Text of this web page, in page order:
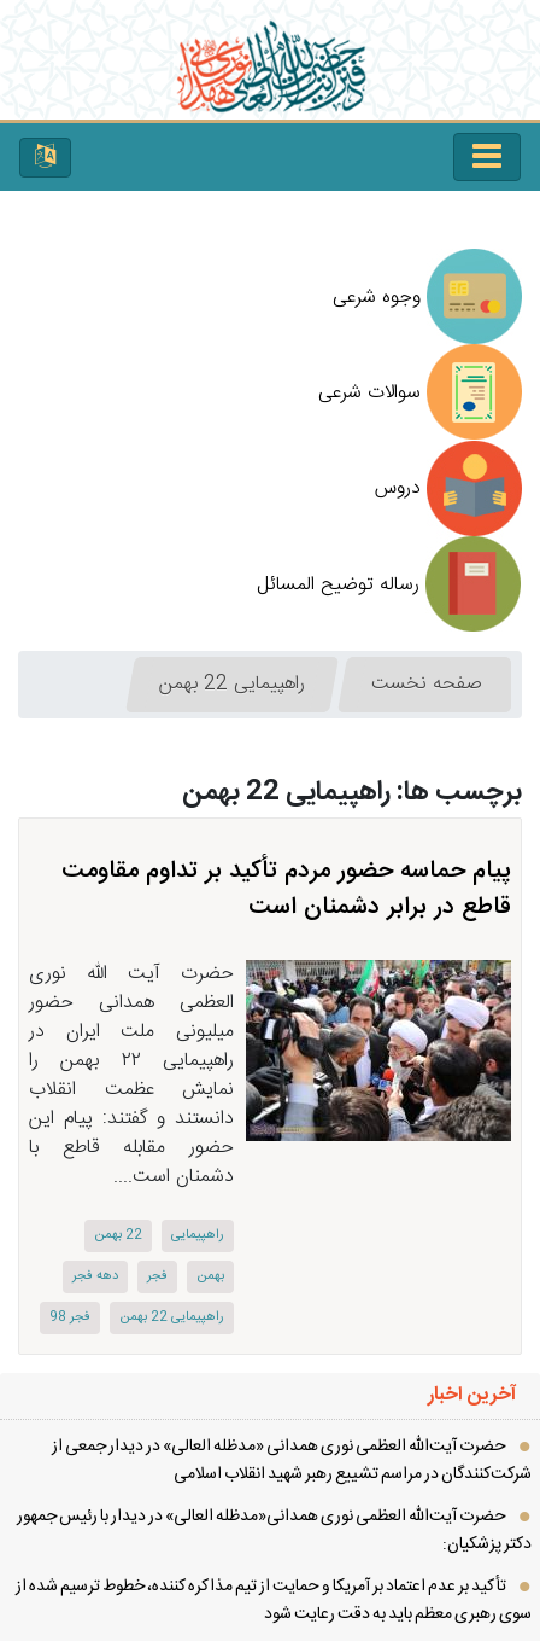
وجوه شرعی
سوالات شرعی
دروس
رساله توضیح المسائل
صفحه نخست راهپیمایی 22 بهمن
برچسب ها: راهپیمایی 22 بهمن
پیام حماسه حضور مردم تأکید بر تداوم مقاومت
قاطع در برابر دشمنان است
حضرت آیت الله نوری
العظمی همدانی حضور
میلیونی ملت ایران در
راهپیمایی ۲۲ بهمن را
نمایش عظمت انقلاب
دانستند و گفتند: پیام این
حضور مقابله قاطع با
دشمنان است....
راهپیمایی
بهمن
فجر
دهه فجر
راهپیمایی 22 بهمن
فجر 98
آخرین اخبار
حضرت آیت‌الله العظمی نوری همدانی «مدظله العالی» در دیدار جمعی از
در مراسم تشییع رهبر شهید انقلاب اسلامی
حضرت آیت‌الله العظمی نوری همدانی«مدظله العالی» در دیدار با رئیس جمهور
پزشکیان:
تأکید بر عدم اعتماد بر آمریکا و حمایت از تیم مذاکره کننده، خطوط ترسیم شده از
رهبری معظم باید به دقت رعایت شود